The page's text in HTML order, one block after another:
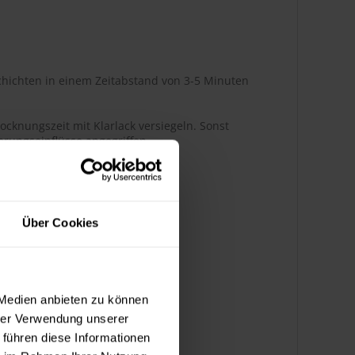
Über Cookies
anbieten zu können
Verwendung unserer
diese Informationen
in einem Zeitabstand von 3-5 Minuten
mit Klarlack versiegeln. Sonst
angegriffen.
benzinbeständig